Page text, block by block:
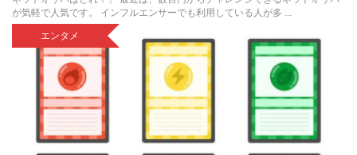
が気軽で人気です。 インフルエンサーでも利用している人が多 ...
エンタメ